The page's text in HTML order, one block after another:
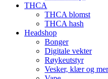
THCA
THCA blomst
THCA hash
Headshop
Bonger
Digitale vekter
Røykeutstyr
Vesker, klær og